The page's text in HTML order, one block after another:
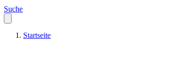
Suche
Startseite